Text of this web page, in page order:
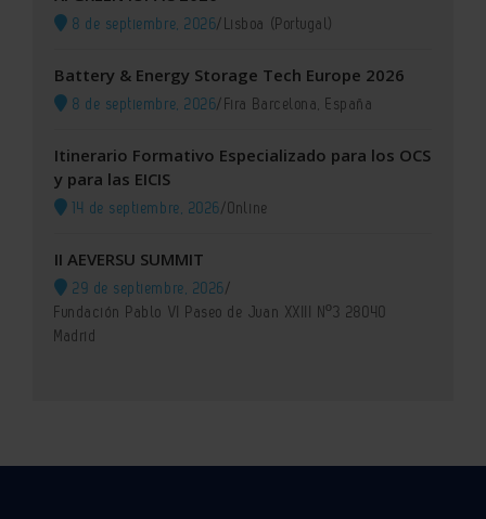
8 de septiembre, 2026/Lisboa (Portugal)
Battery & Energy Storage Tech Europe 2026
8 de septiembre, 2026/Fira Barcelona, España
Itinerario Formativo Especializado para los OCS
y para las EICIS
14 de septiembre, 2026/Online
II AEVERSU SUMMIT
29 de septiembre, 2026/
Fundación Pablo VI Paseo de Juan XXIII Nº3 28040
Madrid